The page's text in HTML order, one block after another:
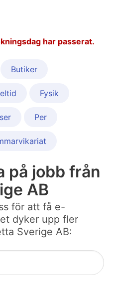
har passerat.
Butiker
Fysik
Per
på jobb från
AB
för att få e-
dyker upp fler
Sverige AB: